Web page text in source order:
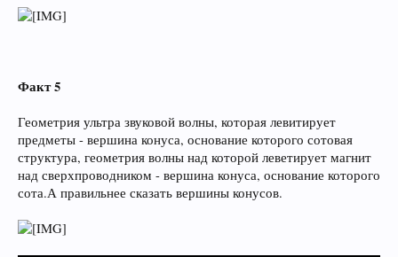
Факт 5
Геометрия ультра звуковой волны, которая левитирует
предметы - вершина конуса, основание которого сотовая
структура, геометрия волны над которой леветирует магнит
над сверхпроводником - вершина конуса, основание которого
сота.А правильнее сказать вершины конусов.